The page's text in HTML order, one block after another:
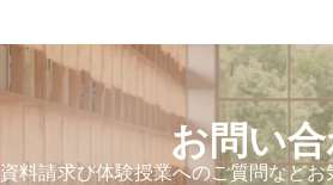
お問い
資料請求び体験授業へのご質問など